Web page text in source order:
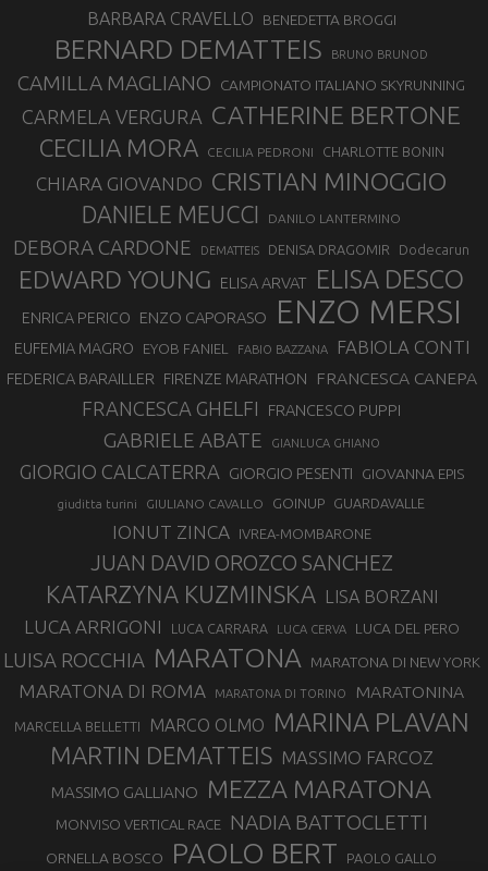
BARBARA CRAVELLO BENEDETTA BROGGI
BERNARD DEMATTEIS BRUNO BRUNOD
CAMILLA MAGLIANO CAMPIONATO ITALIANO SKYRUNNING
CARMELA VERGURA CATHERINE BERTONE
CECILIA MORA CECILIA PEDRONI CHARLOTTE BONIN
CHIARA GIOVANDO CRISTIAN MINOGGIO
DANIELE MEUCCI DANILO LANTERMINO
DEBORA CARDONE DEMATTEIS DENISA DRAGOMIR Dodecarun
EDWARD YOUNG ELISA ARVAT ELISA DESCO
ENRICA PERICO ENZO CAPORASO ENZO MERSI
EUFEMIA MAGRO EYOB FANIEL FABIO BAZZANA FABIOLA CONTI
FEDERICA BARAILLER FIRENZE MARATHON FRANCESCA CANEPA
FRANCESCA GHELFI FRANCESCO PUPPI
GABRIELE ABATE GIANLUCA GHIANO
GIORGIO CALCATERRA GIORGIO PESENTI GIOVANNA EPIS
giuditta turini GIULIANO CAVALLO GOINUP GUARDAVALLE
IONUT ZINCA IVREA-MOMBARONE
JUAN DAVID OROZCO SANCHEZ
KATARZYNA KUZMINSKA LISA BORZANI
LUCA ARRIGONI LUCA CARRARA LUCA CERVA LUCA DEL PERO
LUISA ROCCHIA MARATONA MARATONA DI NEW YORK
MARATONA DI ROMA MARATONA DI TORINO MARATONINA
MARCELLA BELLETTI MARCO OLMO MARINA PLAVAN
MARTIN DEMATTEIS MASSIMO FARCOZ
MASSIMO GALLIANO MEZZA MARATONA
MONVISO VERTICAL RACE NADIA BATTOCLETTI
ORNELLA BOSCO PAOLO BERT PAOLO GALLO